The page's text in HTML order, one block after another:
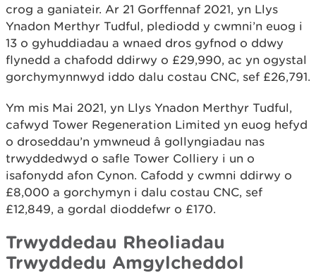
crog a ganiateir. Ar 21 Gorffennaf 2021, yn Llys
Ynadon Merthyr Tudful, plediodd y cwmni’n euog i
13 o gyhuddiadau a wnaed dros gyfnod o ddwy
flynedd a chafodd ddirwy o £29,990, ac yn ogystal
gorchymynnwyd iddo dalu costau CNC, sef £26,791.
Ym mis Mai 2021, yn Llys Ynadon Merthyr Tudful,
cafwyd Tower Regeneration Limited yn euog hefyd
o droseddau’n ymwneud â gollyngiadau nas
trwyddedwyd o safle Tower Colliery i un o
isafonydd afon Cynon. Cafodd y cwmni ddirwy o
£8,000 a gorchymyn i dalu costau CNC, sef
£12,849, a gordal dioddefwr o £170.
Trwyddedau Rheoliadau
Trwyddedu Amgylcheddol